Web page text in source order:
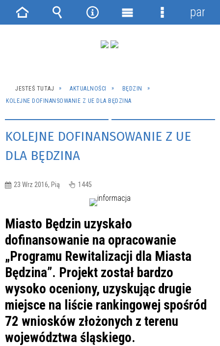
JESTEŚ TUTAJ AKTUALNOŚCI
BĘDZIN
KOLEJNE DOFINANSOWANIE Z UE DLA BĘDZINA
KOLEJNE DOFINANSOWANIE Z UE
DLA BĘDZINA
23 Wrz 2016, Pią 1445
Miasto Będzin uzyskało
dofinansowanie na opracowanie
„Programu Rewitalizacji dla Miasta
Będzina”. Projekt został bardzo
wysoko oceniony, uzyskując drugie
miejsce na liście rankingowej spośród
72 wniosków złożonych z terenu
województwa śląskiego.
Strona Wyszukiwarka
NarzędziaMenu
Menu
panel